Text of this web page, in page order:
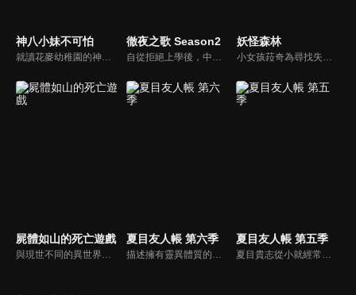
神八小妹不可怕
就讀花麥幼稚園的神八小妹，其實擁有超強的靈能力。她在人們毫不知情的情況下，不斷把悄悄接近朋友和家人的「妖魔鬼怪」狠狠痛毆一頓、全部打飛。然而，她的言行卻得不到理解，還被當成問題兒童看待。但是，自從擔任班導的千枝老師知道了這個祕密之後，神八小妹在幼稚園的每一天，也開始出現了些許變化──接二連三冒出來的詭異、兇惡怪異們，今天也一樣，神八小妹的拳頭照樣炸裂開打！
徹夜之歌 Season2
自從拒絕上學後，中二少年夜守更就陷入失眠的狀態。因此他開始試著半夜跑出家門獨自在街上遊蕩。想不到在獨自出門的夜裡，他認識了美貌的吸血鬼．七草薺。在七草的帶領下，夜守體驗到夜遊的美好滋味，也因此讓他動了「想變成吸血鬼」的念頭。然而想要變成吸血鬼，單純被吸血是不行的。
妖怪森林
小女孩菈奇為尋找失蹤的父親而闖進森林，卻遇到了魔神仔路達，並展開了一段奇幻的尋親之旅。菈奇和路達在探索的途中，遇到了許多潛藏在森林中的妖怪，有山臊、黑狗精、油蹄貓、地牛⋯⋯等，經歷了許多危機並互相幫忙，終於成為了互相信任的朋友。但是到了森林的深處，菈奇才發現魔神仔路達竟然只是為了抓交替？她該選擇相信朋友嗎？
屍體如山的死亡遊戲 夏目友人帳 第六季 夏目友人帳 第五季